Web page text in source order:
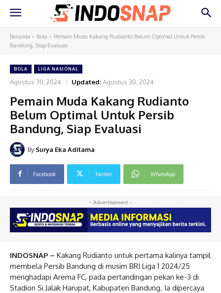
Beranda Bola
Pemain Muda Kakang Rudianto Belum Optimal Untuk Persib
Bandung, Siap Evaluasi
BOLA LIGA NASIONAL
Agustus 30, 2024 Updated:Agustus 30, 2024
Pemain Muda Kakang Rudianto
Belum Optimal Untuk Persib
Bandung, Siap Evaluasi
By Surya Eka Aditama
Facebook Twitter WhatsApp
- Advertisement -
INDOSNAP – Kakang Rudianto untuk pertama kalinya tampil
membela Persib Bandung di musim BRI Liga 1 2024/25
menghadapi Arema FC, pada pertandingan pekan ke-3 di
Stadion Si Jalak Harupat, Kabupaten Bandung. Ia dipercaya